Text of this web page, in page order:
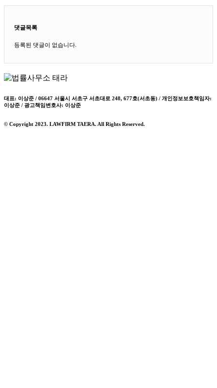
댓글목록
등록된 댓글이 없습니다.
대표: 이상준 / 06647 서울시 서초구 서초대로 248, 677호(서초동) / 개인정보보호책임자:
이상준 / 광고책임변호사: 이상준
© Copyright 2023. LAWFIRM TAERA. All Rights Reserved.